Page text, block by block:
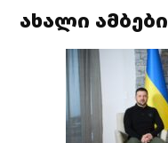
ახალი ამბები